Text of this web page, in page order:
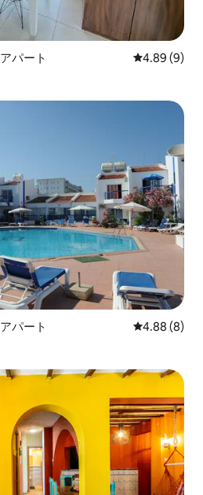
パート レビュー9件
4.89 (9)
パート レビュー8件
4.88 (8)